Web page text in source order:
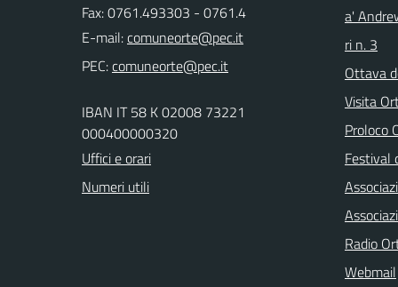
Fax: 0761.493303 - 0761.4
E-mail:
PEC:
IBAN IT 58 K 02008 73221
000400000320
Uffici e orari
Numeri utili
a'
ri n. 3
Ottava
Visita
Proloco
Festival
Radio
Webmail